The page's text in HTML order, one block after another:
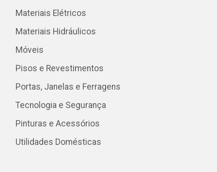
Materiais Elétricos
Materiais Hidráulicos
Móveis
Pisos e Revestimentos
Portas, Janelas e Ferragens
Tecnologia e Segurança
Pinturas e Acessórios
Utilidades Domésticas